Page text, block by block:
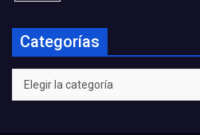
Categorías
Categorías